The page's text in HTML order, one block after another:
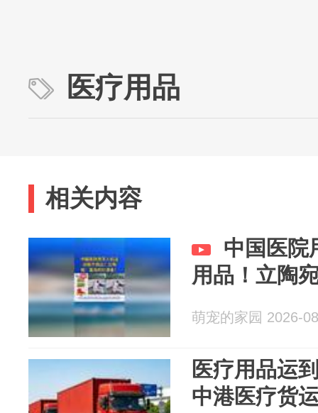
医疗用品
相关内容
中国医院
用品！立陶
萌宠的家园 2026-
医疗用品运
中港医疗货